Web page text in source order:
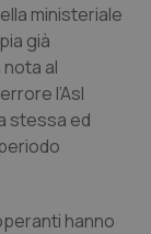
ministeriale
già
al
l’Asl
stessa ed
hanno